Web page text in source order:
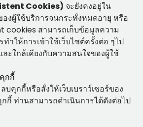
Cookies) จะยังคงอยู่ใน
องผู้ใช้บริการจนกระทั่งหมดอายุ หรือ
cookies สามารถเก็บข้อมูลความ
ำให้การเข้าใช้เว็บไซต์ครั้งต่อ ๆไป
ะใกล้เคียงกับความสนใจของผู้ใช้
กกี้
คุกกี้หรือสั่งให้เว็บเบราว์เซอร์ของ
กี้ ท่านสามารถดำเนินการได้ดังต่อไป